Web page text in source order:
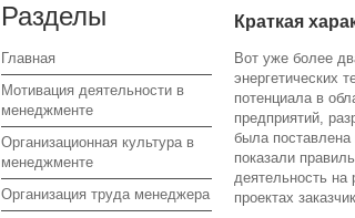
Разделы
Главная
Мотивация деятельности в
менеджменте
Организационная культура в
менеджменте
Организация труда менеджера
Краткая
Вот уже более
энергетических
потенциала в
предприятий,
была поставлена
показали
деятельность на
проектах